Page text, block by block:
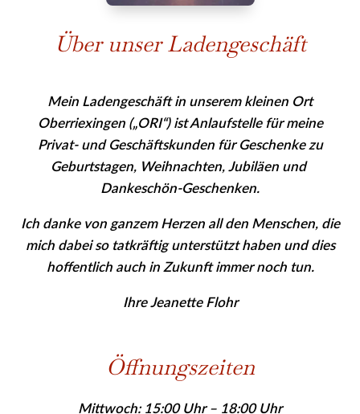
Über unser Ladengeschäft
Mein Ladengeschäft in unserem kleinen Ort
Oberriexingen („ORI“) ist Anlaufstelle für meine
Privat- und Geschäfts­kunden für Geschenke zu
Geburtstagen, Weihnachten, Jubiläen und
Dankeschön-Geschenken.
Ich danke von ganzem Herzen all den Menschen, die
mich dabei so tatkräftig unterstützt haben und dies
hoffentlich auch in Zukunft immer noch tun.
Ihre Jeanette Flohr
Öffnungszeiten
Mittwoch: 15:00 Uhr – 18:00 Uhr